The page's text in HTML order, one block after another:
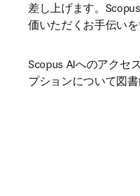
差し上げます。
価いただくお手伝いを
Scopus AIへのアクセ
プションについて図